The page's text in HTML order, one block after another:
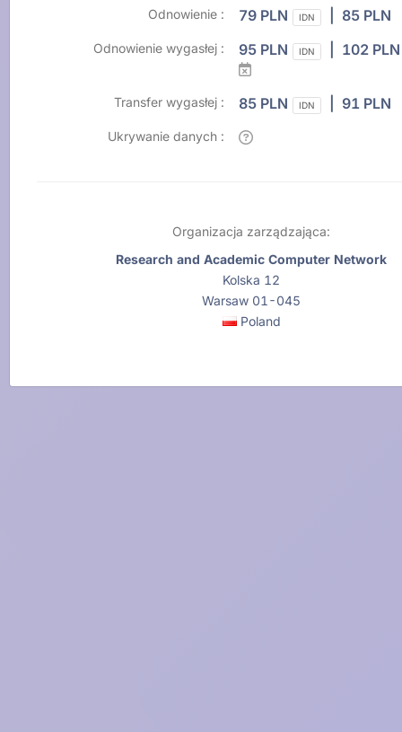
Odnowienie : 79 PLN IDN | 85 PLN
Odnowienie wygasłej : 95 PLN IDN | 102
Transfer wygasłej : 85 PLN IDN | 91 PLN
Ukrywanie danych :
Organizacja zarządzająca:
Research and Academic Computer Network
Kolska 12
Warsaw 01-045
Poland